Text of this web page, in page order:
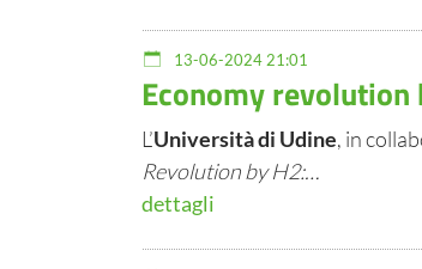
13-06-2024 21:01
Economy revolution
L’Università di Udine, in
Revolution by H2:…
dettagli